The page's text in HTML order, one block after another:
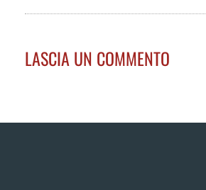
LASCIA UN COMMENTO